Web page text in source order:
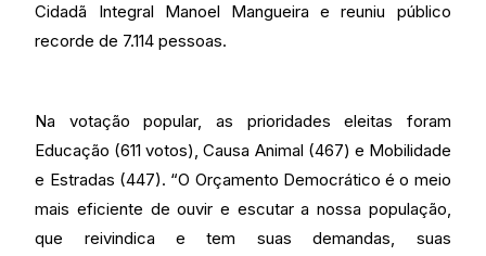
Cidadã Integral Manoel Mangueira e reuniu público
recorde de 7.114 pessoas.
Na votação popular, as prioridades eleitas foram
Educação (611 votos), Causa Animal (467) e Mobilidade
e Estradas (447). “O Orçamento Democrático é o meio
mais eficiente de ouvir e escutar a nossa população,
que reivindica e tem suas demandas, suas